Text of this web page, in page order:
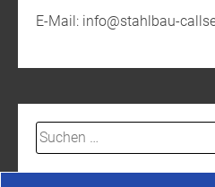
E-Mail: info@stahlbau-
Suchen
nach: